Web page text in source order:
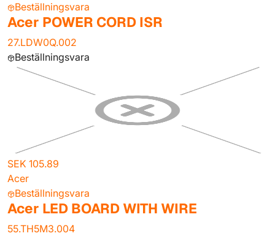
Beställningsvara
Acer POWER CORD ISR
27.LDW0Q.002
Beställningsvara
SEK 105.89
Acer
Beställningsvara
Acer LED BOARD WITH WIRE
55.TH5M3.004